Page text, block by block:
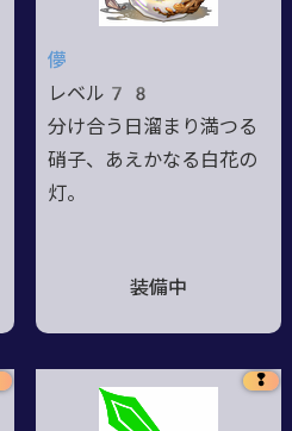
儚
レベル78
分け合う日溜まり満つる
硝子、あえかなる白花の
灯。
装備中
❢